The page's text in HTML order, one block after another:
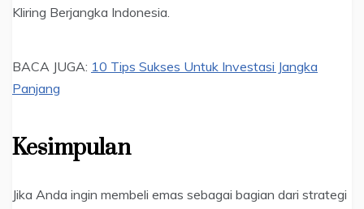
Kliring Berjangka Indonesia.
BACA JUGA: 10 Tips Sukses Untuk Investasi Jangka
Panjang
Kesimpulan
Jika Anda ingin membeli emas sebagai bagian dari strategi